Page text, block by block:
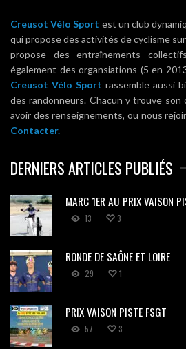
Creusot Vélo Sport est un club
qui propose des activités de cyclisme
propose des entraînements
également des organsiations (5 en
Creusot Vélo Sport rassemble aussi
des randonneurs. Chacun y trouve son
avoir des renseignements, ou nous
Contacter.
DERNIERS ARTICLES PUBLIÉS
MARC 1ER AU PRIX VAISON
13 3
RONDE DE SAÔNE ET LOIRE
29 1
PRIX VAISON PISTE FSGT
57 3